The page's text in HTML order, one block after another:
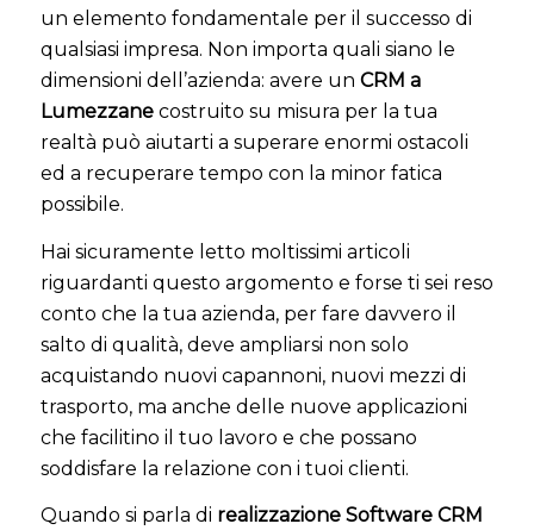
un elemento fondamentale per il successo di
qualsiasi impresa. Non importa quali siano le
dimensioni dell’azienda: avere un CRM a
Lumezzanecostruito su misura per la tua
realtà può aiutarti a superare enormi ostacoli
ed a recuperare tempo con la minor fatica
possibile.
Hai sicuramente letto moltissimi articoli
riguardanti questo argomento e forse ti sei reso
conto che la tua azienda, per fare davvero il
salto di qualità, deve ampliarsi non solo
acquistando nuovi capannoni, nuovi mezzi di
trasporto, ma anche delle nuove applicazioni
che facilitino il tuo lavoro e che possano
soddisfare la relazione con i tuoi clienti.
Quando si parla di realizzazione Software CRM